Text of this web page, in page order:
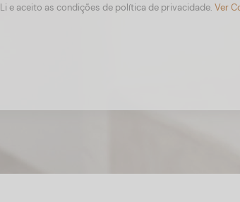
Li e aceito as condições de política de privacidade. Ver